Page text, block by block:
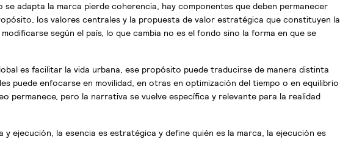
adapta la marca pierde coherencia, hay componentes que deben permanecer
los valores centrales y la propuesta de valor estratégica que constituyen la
según el país, lo que cambia no es el fondo sino la forma en que se
es facilitar la vida urbana, ese propósito puede traducirse de manera distinta
puede enfocarse en movilidad, en otras en optimización del tiempo o en equilibrio
permanece, pero la narrativa se vuelve específica y relevante para la realidad
ejecución, la esencia es estratégica y define quién es la marca, la ejecución es